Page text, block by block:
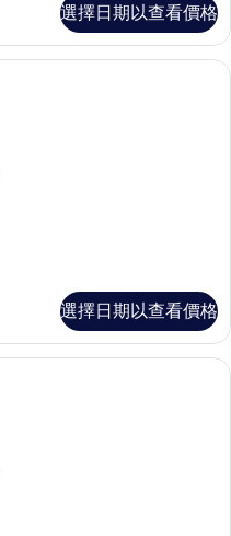
選擇日期以查看價格
房內保險箱、遮光布/窗簾、免費無
選擇日期以查看價格
房內保險箱、遮光布/窗簾、免費無